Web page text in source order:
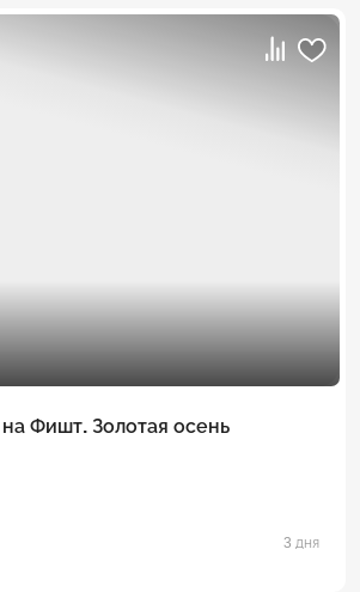
Фишт. Золотая осень
3 дня